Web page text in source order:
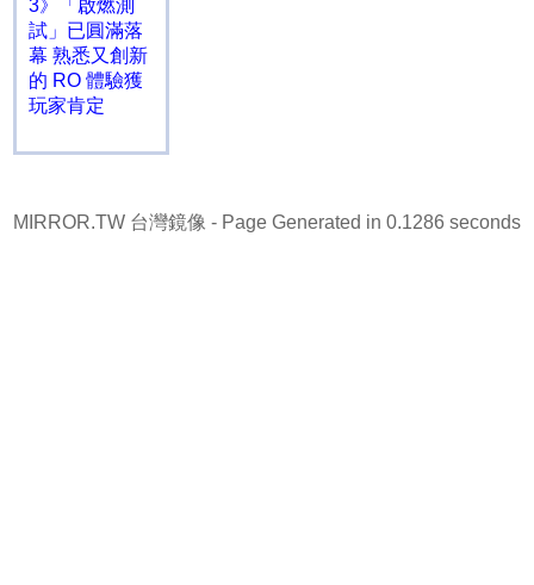
3》「啟燃測
試」已圓滿落
幕 熟悉又創新
的 RO 體驗獲
玩家肯定
MIRROR.TW 台灣鏡像 - Page Generated in 0.1286 seconds